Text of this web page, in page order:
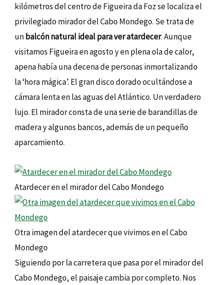
kilómetros del centro de Figueira da Foz se localiza el
privilegiado mirador del Cabo Mondego. Se trata de
un balcón natural ideal para ver atardecer. Aunque
visitamos Figueira en agosto y en plena ola de calor,
apena había una decena de personas inmortalizando
la ‘hora mágica’. El gran disco dorado ocultándose a
cámara lenta en las aguas del Atlántico. Un verdadero
lujo. El mirador consta de una serie de barandillas de
madera y algunos bancos, además de un pequeño
aparcamiento.
Atardecer en el mirador del Cabo Mondego
Otra imagen del atardecer que vivimos en el Cabo
Mondego
Siguiendo por la carretera que pasa por el mirador del
Cabo Mondego, el paisaje cambia por completo. Nos